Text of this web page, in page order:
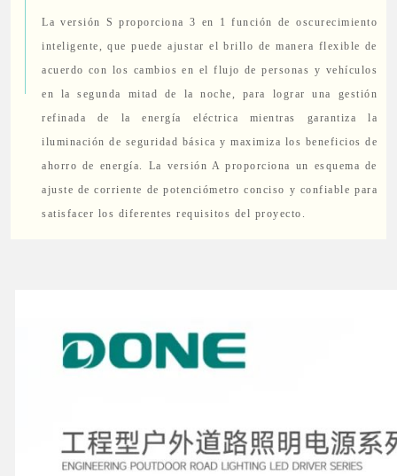
La versión S proporciona 3 en 1 función de oscurecimiento
inteligente, que puede ajustar el brillo de manera flexible de
acuerdo con los cambios en el flujo de personas y vehículos
en la segunda mitad de la noche, para lograr una gestión
refinada de la energía eléctrica mientras garantiza la
iluminación de seguridad básica y maximiza los beneficios de
ahorro de energía. La versión A proporciona un esquema de
ajuste de corriente de potenciómetro conciso y confiable para
satisfacer los diferentes requisitos del proyecto.